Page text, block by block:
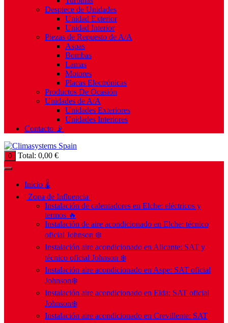
Despiece de Unidades
Unidad Exterior
Unidad Interior
Piezas de Repuesto de A/A
Aspas
Bombas
Lamas
Motores
Placas Electrónicas
Productos De Ocasión
Unidades de A/A
Unidades Exteriores
Unidades Interiores
Contacto 📡
0 Total: 0,00 €
Inicio 🌡️
| Zona de Influencia |
Instalación de calentadores en Elche: eléctricos y
termos 🔥
Instalación de aire acondicionado en Elche: técnico
oficial Johnson ❄️
Instalación aire acondicionado en Alicante: SAT y
técnico oficial Johnson ❄️
Instalación aire acondicionado en Aspe: SAT oficial
Johnson❄️
Instalación aire acondicionado en Elda: SAT oficial
Johnson❄️
Instalación aire acondicionado en Crevillente: SAT